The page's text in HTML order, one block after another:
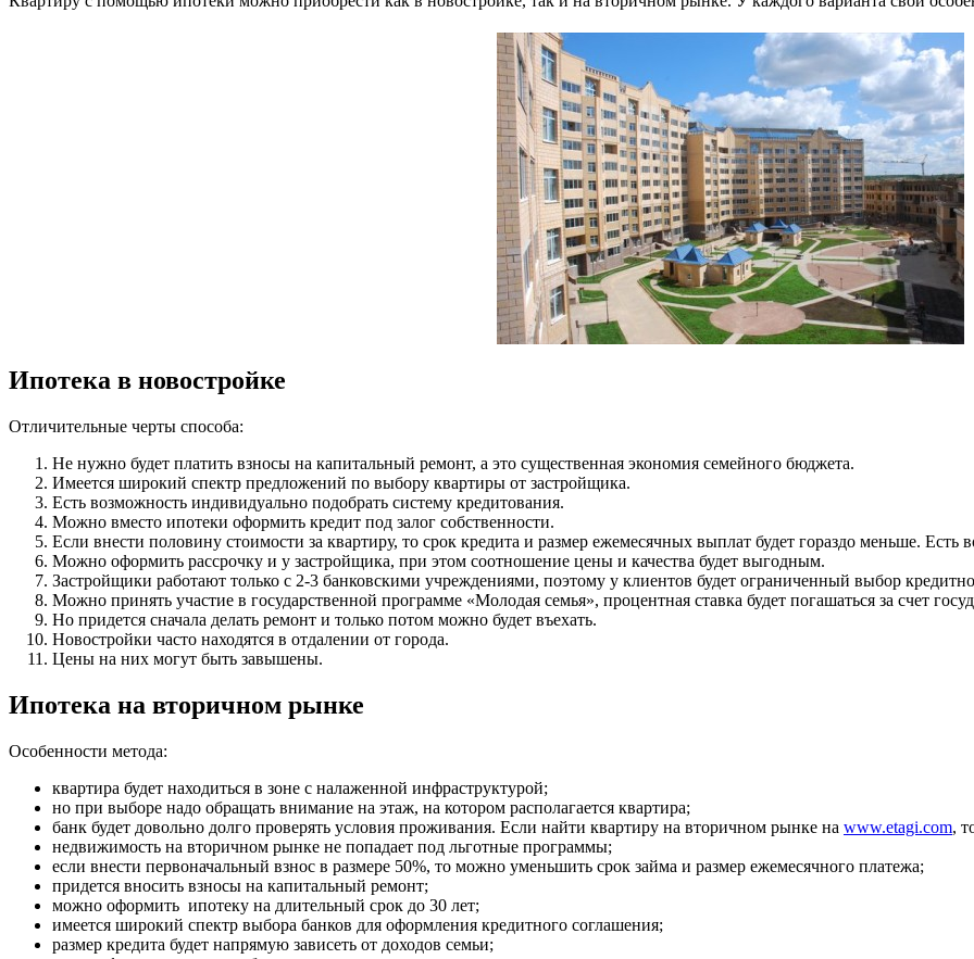
Ипотека в новостройке
Отличительные черты способа:
Не нужно будет платить взносы на капитальный ремонт, а это существенная экономия семейного бюджета.
Имеется широкий спектр предложений по выбору квартиры от застройщика.
Есть возможность индивидуально подобрать систему кредитования.
Можно вместо ипотеки оформить кредит под залог собственности.
Если внести половину стоимости за квартиру, то срок кредита и размер ежемесячных выплат будет гораздо меньше. Есть
Можно оформить рассрочку и у застройщика, при этом соотношение цены и качества будет выгодным.
Застройщики работают только с 2-3 банковскими учреждениями, поэтому у клиентов будет ограниченный выбор
Можно принять участие в государственной программе «Молодая семья», процентная ставка будет погашаться за счет
Но придется сначала делать ремонт и только потом можно будет въехать.
Новостройки часто находятся в отдалении от города.
Цены на них могут быть завышены.
Ипотека на вторичном рынке
Особенности метода:
квартира будет находиться в зоне с налаженной инфраструктурой;
но при выборе надо обращать внимание на этаж, на котором располагается квартира;
банк будет довольно долго проверять условия проживания. Если найти квартиру на вторичном рынке на www.etagi.com,
недвижимость на вторичном рынке не попадает под льготные программы;
если внести первоначальный взнос в размере 50%, то можно уменьшить срок займа и размер ежемесячного платежа;
придется вносить взносы на капитальный ремонт;
можно оформить ипотеку на длительный срок до 30 лет;
имеется широкий спектр выбора банков для оформления кредитного соглашения;
размер кредита будет напрямую зависеть от доходов семьи;